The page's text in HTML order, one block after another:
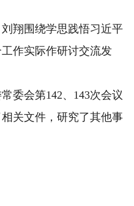
翔围绕学思践悟习近平
作实际作研讨交流发
会第142、143次会议
关文件，研究了其他事